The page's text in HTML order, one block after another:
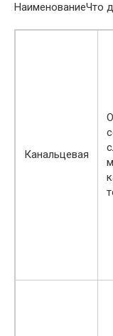
НаименованиеЧто
Канальцевая